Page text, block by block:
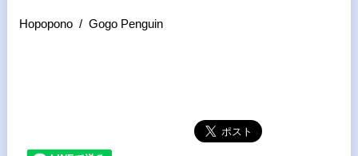
Hopopono / Gogo Penguin